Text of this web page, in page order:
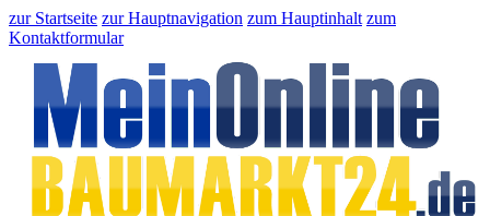
zur Startseite zur Hauptnavigation zum Hauptinhalt zum
Kontaktformular